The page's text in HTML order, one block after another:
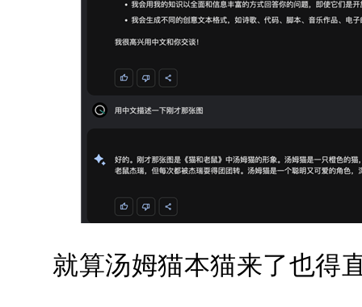
就算汤姆猫本猫来了也得